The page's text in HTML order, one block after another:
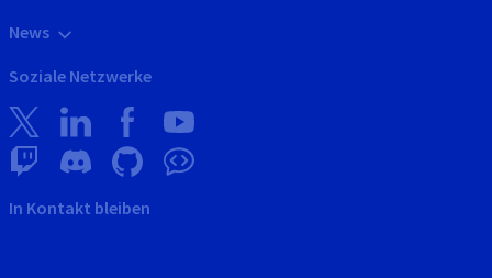
News
Soziale Netzwerke
In Kontakt bleiben